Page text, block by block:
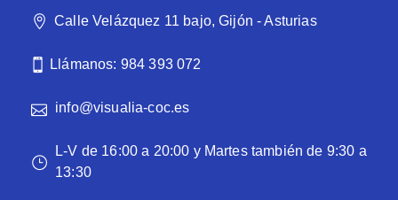
Calle Velázquez 11 bajo, Gijón - Asturias
Llámanos: 984 393 072
info@visualia-coc.es
L-V de 16:00 a 20:00 y Martes también de 9:30 a
13:30